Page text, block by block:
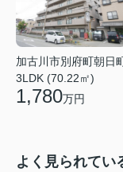
加古川市別府町朝日
3LDK (70.22㎡)
1,780万円
よく見られてい